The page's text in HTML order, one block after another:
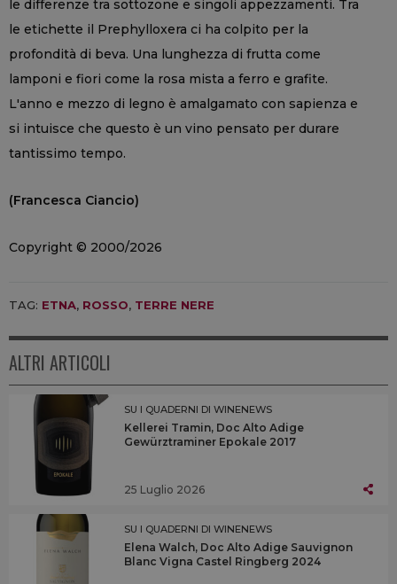
le differenze tra sottozone e singoli appezzamenti. Tra
le etichette il Prephylloxera ci ha colpito per la
profondità di beva. Una lunghezza di frutta come
lamponi e fiori come la rosa mista a ferro e grafite.
L'anno e mezzo di legno è amalgamato con sapienza e
si intuisce che questo è un vino pensato per durare
tantissimo tempo.
(Francesca Ciancio)
Copyright © 2000/2026
TAG: ETNA, ROSSO, TERRE NERE
ALTRI ARTICOLI
SU I QUADERNI DI WINENEWS
Kellerei Tramin, Doc Alto Adige
Gewürztraminer Epokale 2017
25 Luglio 2026
SU I QUADERNI DI WINENEWS
Elena Walch, Doc Alto Adige Sauvignon
Blanc Vigna Castel Ringberg 2024